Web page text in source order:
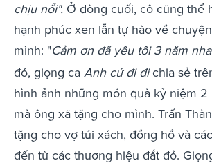
chịu nổi". Ở dòng cuối, cô cũng thể
hạnh phúc xen lẫn tự hào về
mình: "Cảm ơn đã yêu tôi 3 năm
đó, giọng ca Anh cứ đi đichia sẻ
hình ảnh những món quà kỷ niệm 2
mà ông xã tặng cho mình. Trấn
tặng cho vợ túi xách, đồng hồ và
đến từ các thương hiệu đắt đỏ.